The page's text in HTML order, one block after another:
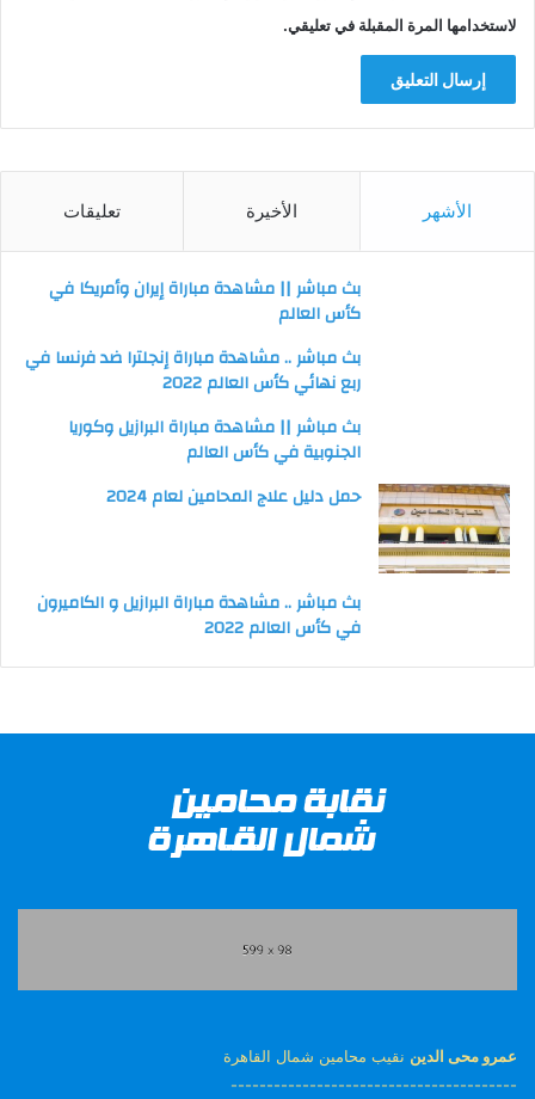
لاستخدامها المرة المقبلة في تعليقي.
الأشهر الأخيرة تعليقات
بث مباشر || مشاهدة مباراة إيران وأمريكا في
كأس العالم
بث مباشر .. مشاهدة مباراة إنجلترا ضد فرنسا في
ربع نهائي كأس العالم 2022
بث مباشر || مشاهدة مباراة البرازيل وكوريا
الجنوبية في كأس العالم
حمل دليل علاج المحامين لعام 2024
بث مباشر .. مشاهدة مباراة البرازيل و الكاميرون
في كأس العالم 2022
عمرو محى الدين نقيب محامين شمال القاهرة
----------------------------------------